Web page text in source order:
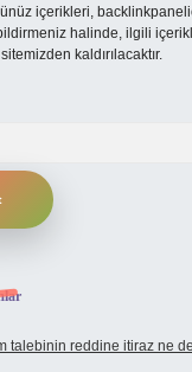
içerikleri,
halinde, ilgili
kaldırılacaktır.
talebinin reddine itiraz ne